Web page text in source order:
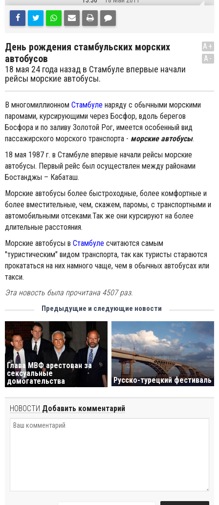
День рождения стамбульских морских
автобусов
18 мая 24 года назад в Стамбуле впервые начали
рейсы морские автобусы.
A+
A-
В многомиллионном Стамбуле наряду с обычными морскими
паромами, курсирующими через Босфор, вдоль берегов
Босфора и по заливу Золотой Рог, имеется особенный вид
пассажирского морского транспорта - морские автобусы.
18 мая 1987 г. в Стамбуле впервые начали рейсы морские
автобусы. Первый рейс был осуществлен между районами
Бостанджы – Кабаташ.
Морские автобусы более быстроходные, более комфортные и
более вместительные, чем, скажем, паромы, с транспортными и
автомобильными отсеками.Так же они курсируют на более
длительные расстояния.
Морские автобусы в Стамбуле считаются самым
"туристическим" видом транспорта, так как туристы стараются
прокататься на них намного чаще, чем в обычных автобусах или
такси.
Эта новость была прочитана 4507 раз.
Предыдущие и следующие новости
Глава МВФ арестован за
сексуальные
домогательства
Русско-турецкий фестиваль
НОВОСТИ Добавить комментарий